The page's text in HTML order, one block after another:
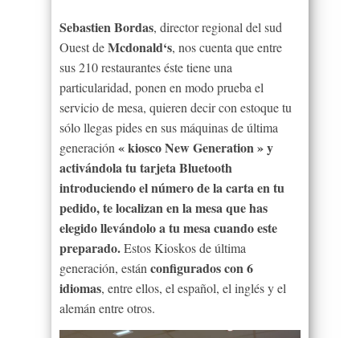
SebastienBordas, director regional del sud
Ouest deMcdonald‘s, nos cuenta que entre
sus 210 restaurantes éste tiene una
particularidad, ponen en modo prueba el
servicio de mesa, quieren decir con estoque tu
sólo llegas pides en sus máquinas de última
generación « kiosco New Generation »y
activándola tu tarjeta Bluetooth
introduciendo el número de la carta en tu
pedido, te localizan en la mesa que has
elegido llevándolo a tu mesa cuando este
preparado.Estos Kioskos de última
generación, están configurados con 6
idiomas, entre ellos, el español, el inglés y el
alemán entre otros.